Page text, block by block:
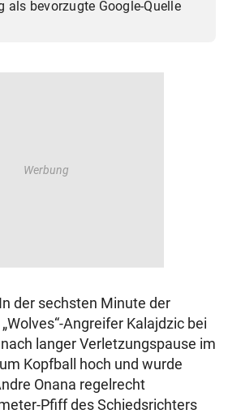
als bevorzugte Google-Quelle
der sechsten Minute der
Angreifer Kalajdzic bei
langer Verletzungspause im
Kopfball hoch und wurde
Onana regelrecht
Pfiff des Schiedsrichters